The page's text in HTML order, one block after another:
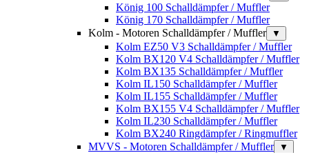
König 100 Schalldämpfer / Muffler
König 170 Schalldämpfer / Muffler
Kolm - Motoren Schalldämpfer / Muffler
▼
Kolm EZ50 V3 Schalldämpfer / Muffler
Kolm BX120 V4 Schalldämpfer / Muffler
Kolm BX135 Schalldämpfer / Muffler
Kolm IL150 Schalldämpfer / Muffler
Kolm IL155 Schalldämpfer / Muffler
Kolm BX155 V4 Schalldämpfer / Muffler
Kolm IL230 Schalldämpfer / Muffler
Kolm BX240 Ringdämpfer / Ringmuffler
MVVS - Motoren Schalldämpfer / Muffler
▼